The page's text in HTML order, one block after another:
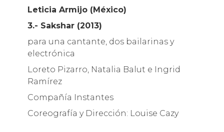
Leticia Armijo (México)
3.- Sakshar (2013)
para una cantante, dos bailarinas y
electrónica
Loreto Pizarro, Natalia Balut e Ingrid
Ramírez
Compañía Instantes
Coreografía y Dirección: Louise Cazy